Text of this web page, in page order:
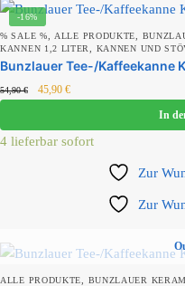
-16%
% SALE %
ALLE PRODUKTE
KANNEN 1,2 LITER KANNEN UND
Bunzlauer Tee-/Kaffeekanne
54,90€ 45,90 €
In
4 lieferbar sofort
Zur
Zur
ALLE PRODUKTE BUNZLAUER